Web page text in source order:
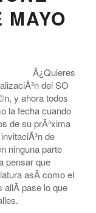
Â¿Quieres
del SO
y ahora todos
la fecha cuando
de su prÃ³xima
de
ninguna parte
pensar que
asÃ­ como el
allÃ­ pase lo que